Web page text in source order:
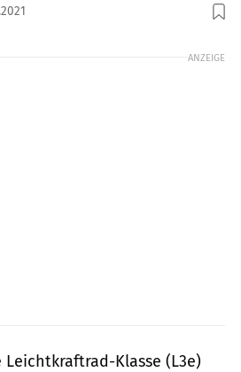
Foto: Horwin
ANZEIGE
Klasse (L3e)